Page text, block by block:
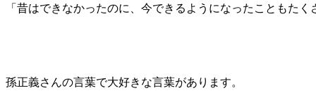
「昔はできなかったのに、今できるようになったこともたく
孫正義さんの言葉で大好きな言葉があります。